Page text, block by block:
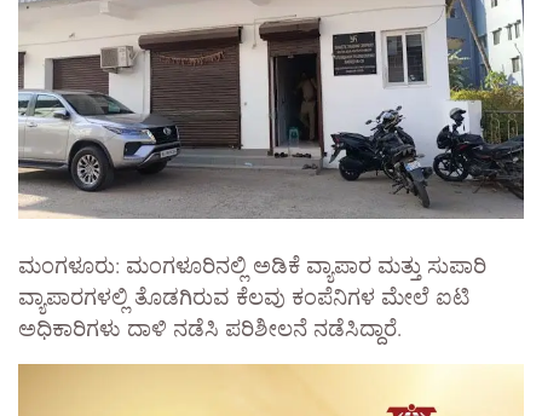
ಮಂಗಳೂರು: ಮಂಗಳೂರಿನಲ್ಲಿ ಅಡಿಕೆ ವ್ಯಾಪಾರ ಮತ್ತು ಸುಪಾರಿ
ವ್ಯಾಪಾರಗಳಲ್ಲಿ ತೊಡಗಿರುವ ಕೆಲವು ಕಂಪೆನಿಗಳ ಮೇಲೆ ಐಟಿ
ಅಧಿಕಾರಿಗಳು ದಾಳಿ ನಡೆಸಿ ಪರಿಶೀಲನೆ ನಡೆಸಿದ್ದಾರೆ.